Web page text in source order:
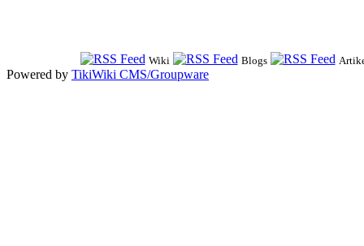
Wiki Blogs
Powered by TikiWiki CMS/Groupware